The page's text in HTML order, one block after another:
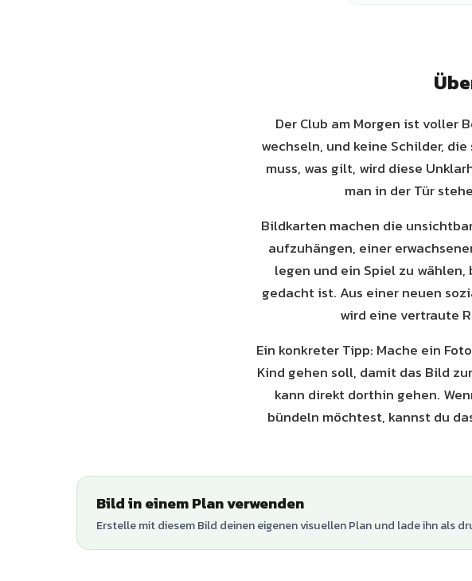
Der Club am Morgen ist voller
wechseln, und keine Schilder,
muss, was gilt, wird diese
man in der Tür
Bildkarten machen die
aufzuhängen, einer
legen und ein Spiel zu wählen,
gedacht ist. Aus einer neuen
wird eine vertraute
Ein konkreter Tipp: Mache ein
Kind gehen soll, damit das Bild
kann direkt dorthin gehen.
bündeln möchtest, kannst du
Bild in einem Plan verwenden
Erstelle mit diesem Bild deinen eigenen visuellen Plan und lade ihn als